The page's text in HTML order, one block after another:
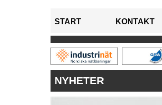
START KONTAKT
NYHETER